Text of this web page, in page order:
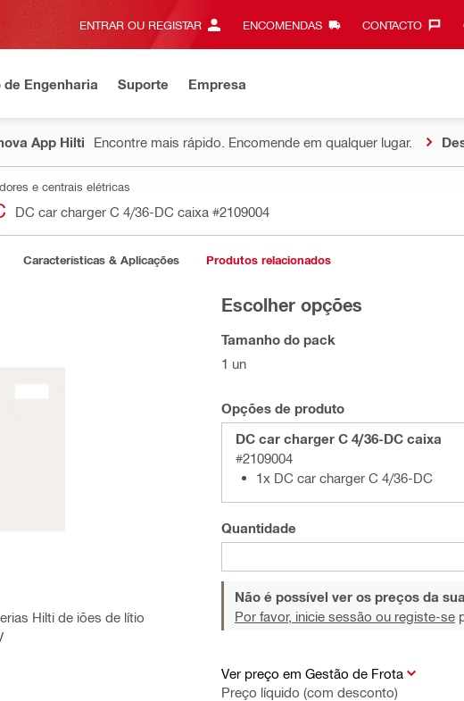
ENTRAR OU REGISTAR ENCOMENDAS CONTACTO‎
de Engenharia Suporte Empresa
App Hilti Encontre mais rápido. Encomende em qualquer lugar.
e centrais elétricas
DC car charger C 4/36-DC caixa #2109004
Características & Aplicações Produtos relacionados
Hilti de iões de lítio
Escolher opções
Tamanho do pack
1 un
Opções de produto
DC car charger C 4/36-DC caixa
#2109004
1x DC car charger C 4/36-DC
Quantidade
Não é possível ver os preços da
Por favor, inicie sessão ou registe-se
Ver preço em Gestão de Frota
Preço líquido (com desconto)